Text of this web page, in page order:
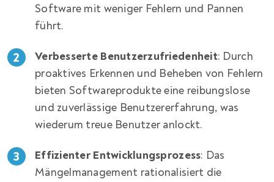
Software mit weniger Fehlern und Pannen
führt.
Verbesserte Benutzerzufriedenheit: Durch
proaktives Erkennen und Beheben von Fehlern
bieten Softwareprodukte eine reibungslose
und zuverlässige Benutzererfahrung, was
wiederum treue Benutzer anlockt.
Effizienter Entwicklungsprozess: Das
Mängelmanagement rationalisiert die